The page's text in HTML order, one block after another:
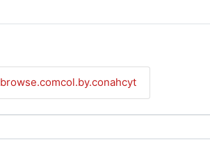
browse.comcol.by.conahcyt